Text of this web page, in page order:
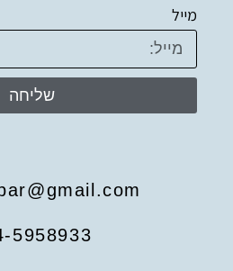
מייל
שליחה
5958933